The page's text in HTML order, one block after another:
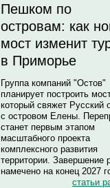
Пешком по
островам: как
мост изменит
в Приморье
Группа компаний "Остов"
планирует построить
который свяжет Русский
с островом Елены.
станет первым этапом
масштабного проекта
комплексного развития
территории. Завершение
намечено на конец 2027
статьи